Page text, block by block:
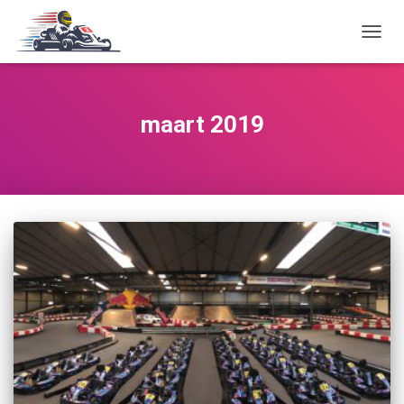
maart 2019